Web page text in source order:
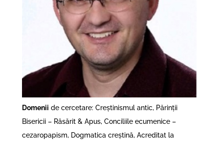
Domenii de cercetare: Creștinismul antic, Părinții
Bisericii – Răsărit & Apus, Conciliile ecumenice –
cezaropapism, Dogmatica creștină, Acreditat la